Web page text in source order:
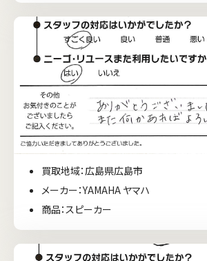
買取地域：広島県広島市
メーカー：YAMAHA ヤマハ
商品：スピーカー